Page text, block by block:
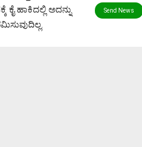
ಕೈ ಹಾಕಿದಲ್ಲಿ ಅದನ್ನು